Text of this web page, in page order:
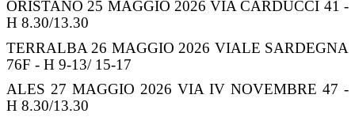
ORISTANO 25 MAGGIO 2026 VIA CARDUCCI 41 -
H 8.30/13.30
TERRALBA 26 MAGGIO 2026 VIALE SARDEGNA
76F - H 9-13/ 15-17
ALES 27 MAGGIO 2026 VIA IV NOVEMBRE 47 -
H 8.30/13.30